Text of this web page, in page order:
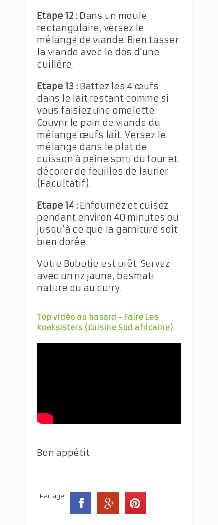
Etape 12 : Dans un moule
rectangulaire, versez le
mélange de viande. Bien tasser
la viande avec le dos d’une
cuillère.
Etape 13 : Battez les 4 œufs
dans le lait restant comme si
vous faisiez une omelette.
Couvrir le pain de viande du
mélange œufs lait. Versez le
mélange dans le plat de
cuisson à peine sorti du four et
décorer de feuilles de laurier
(Facultatif).
Etape 14 : Enfournez et cuisez
pendant environ 40 minutes ou
jusqu’à ce que la garniture soit
bien dorée.
Votre Bobotie est prêt. Servez
avec un riz jaune, basmati
nature ou au curry.
Top vidéo au hasard - Faire Les
koeksisters (Cuisine Sud africaine)
Bon appétit
Partager